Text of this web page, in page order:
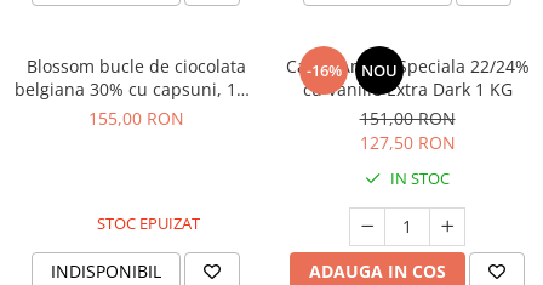
Blossom bucle de ciocolata
belgiana 30% cu capsuni, 1Kg
- Callebaut
155,00 RON
STOC EPUIZAT
INDISPONIBIL
-16% NOU
Cacao Amara Speciala 22/24%
cu Vanilie Extra Dark 1 KG
151,00 RON
127,50 RON
IN STOC
ADAUGA IN COS